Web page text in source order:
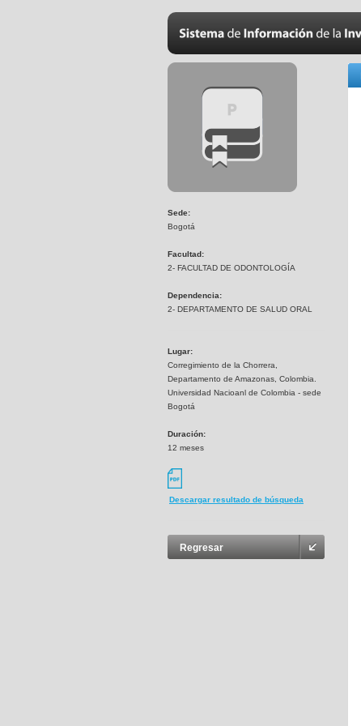
Sede:
Bogotá
Facultad:
2- FACULTAD DE ODONTOLOGÍA
Dependencia:
2- DEPARTAMENTO DE SALUD ORAL
Lugar:
Corregimiento de la Chorrera,
Departamento de Amazonas, Colombia.
Universidad Nacioanl de Colombia - sede
Bogotá
Duración:
12 meses
Descargar resultado de búsqueda
Regresar